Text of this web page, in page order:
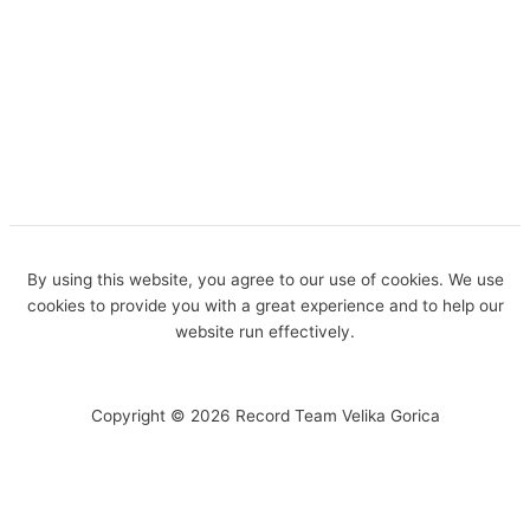
By using this website, you agree to our use of cookies. We use
cookies to provide you with a great experience and to help our
website run effectively.
Copyright © 2026 Record Team Velika Gorica